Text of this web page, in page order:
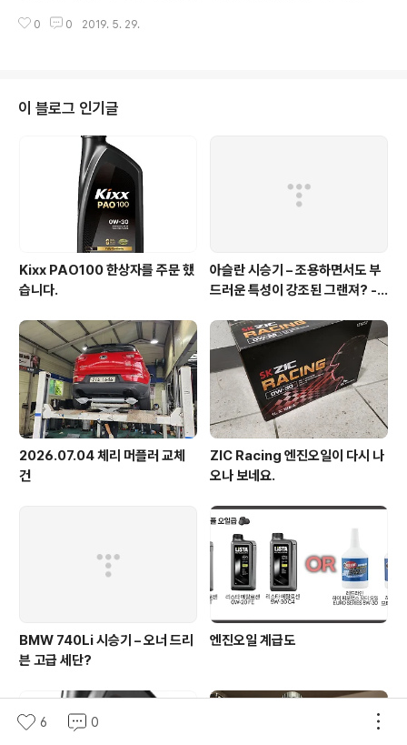
정말 차량이 어디가 부족해서 그런 것인지 오늘 한번 느껴보도록 하겠습니다.
만…오늘은 직접 달려볼 기회가 왔네요 ^^ (슈퍼카였다면 더 좋았… ㅎㅎ) 삼성
교통 박물관쪽을 통해 들어가는데 입구에서 안내하시는 분의 안내를 받고 안으
0 0 2019. 5. 29.
이 블로그 인기글
Kixx PAO100 한상자를 주문 했
습니다.
아슬란 시승기 – 조용하면서도 부
드러운 특성이 강조된 그랜져? - 1
2026.07.04 체리 머플러 교체
건
ZIC Racing 엔진오일이 다시 나
오나 보네요.
BMW 740Li 시승기 – 오너 드리
븐 고급 세단?
엔진오일 계급도
6 0